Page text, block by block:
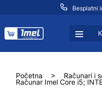
Besplatni
Početna > Računari i
Računar Imel Core i5;